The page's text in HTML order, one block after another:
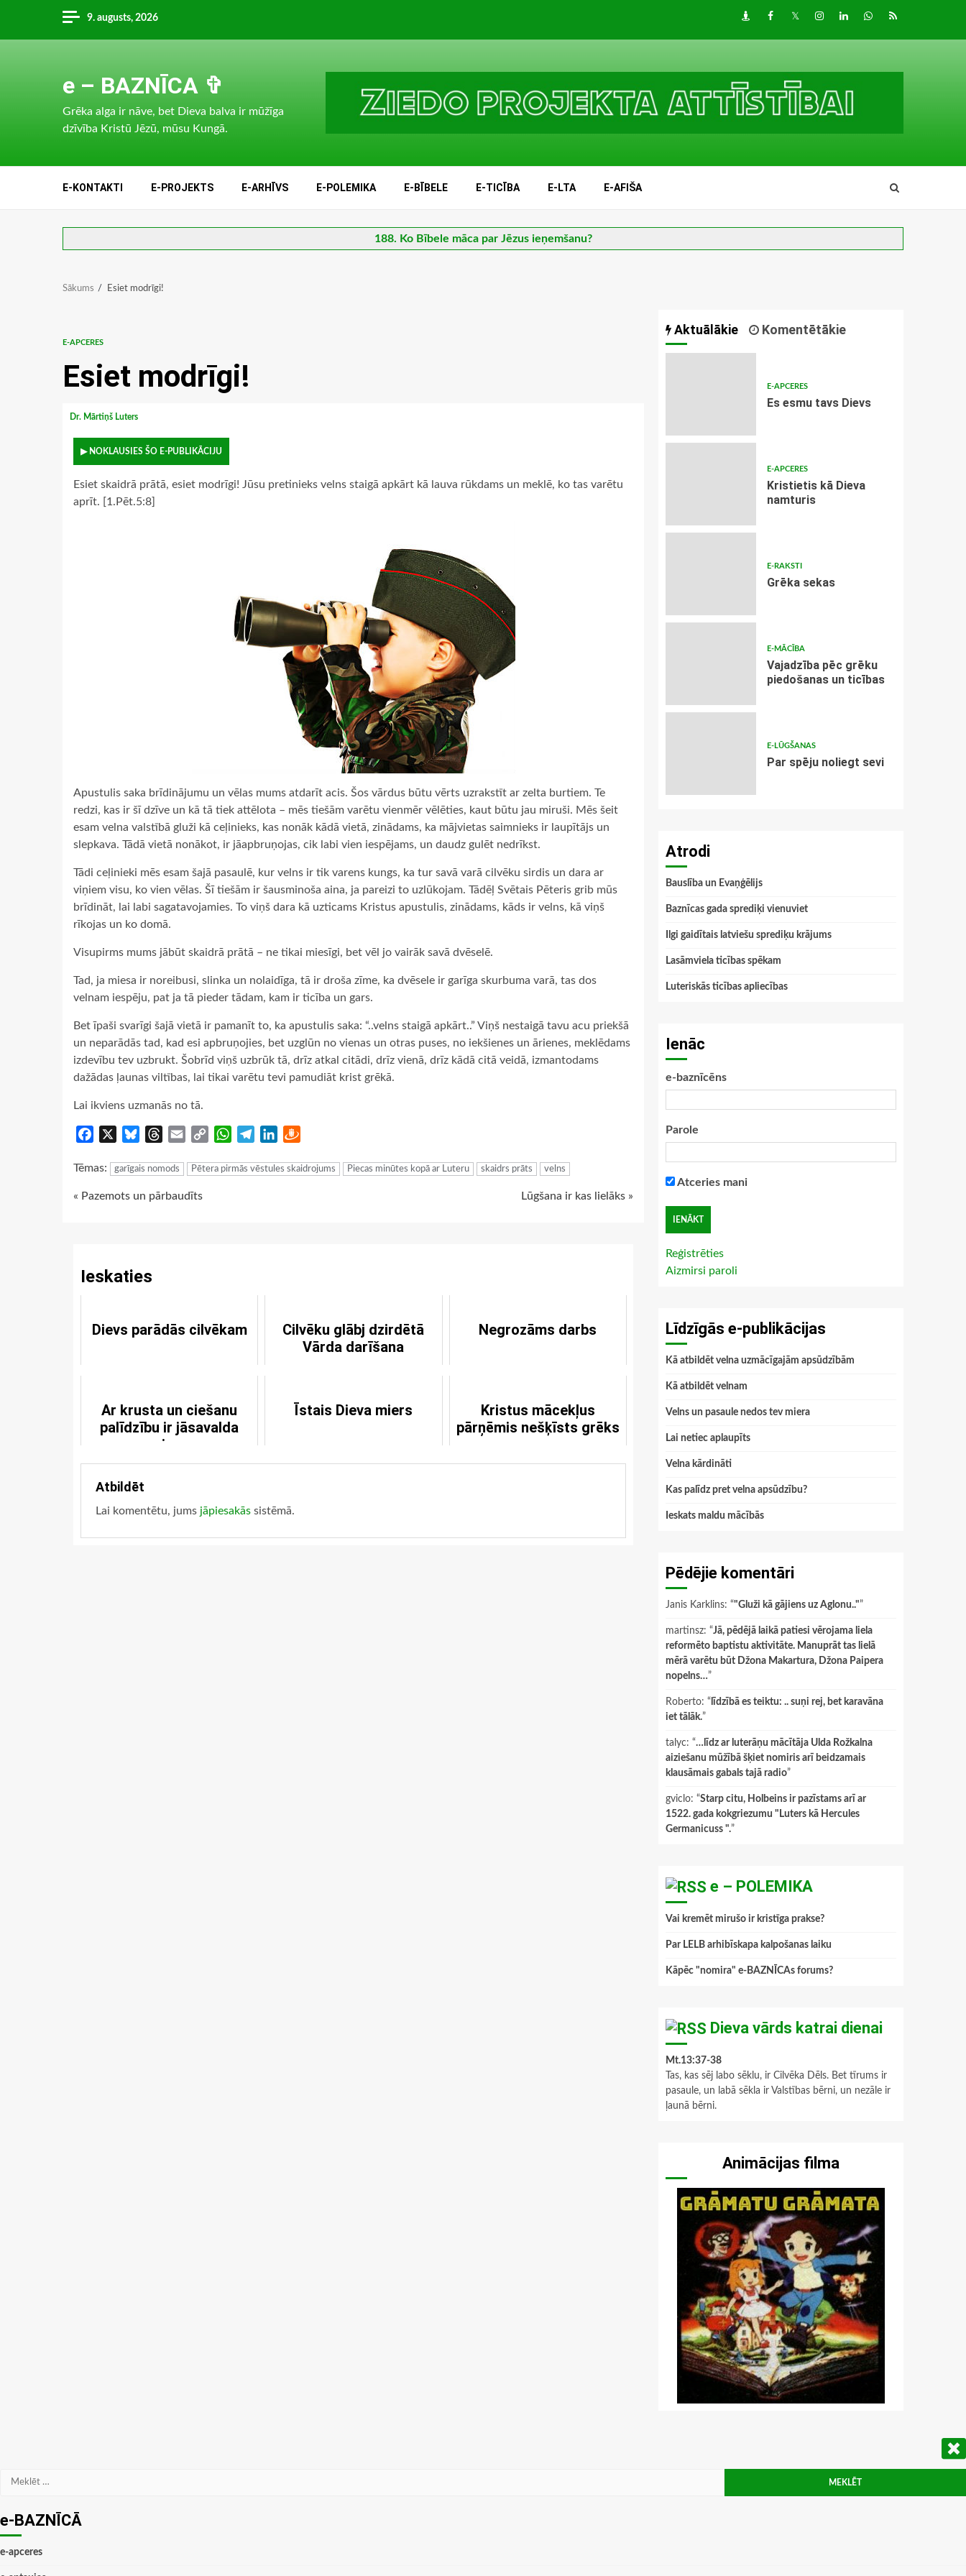
content
9. augusts, 2026 DraugiemFacebook
TwitterInstagram
LinkedInwhatsapp
RSS
e – BAZNĪCA ✞
Grēka alga ir nāve, bet Dieva balva ir mūžīga
dzīvība Kristū Jēzū, mūsu Kungā.
E-KONTAKTI E-PROJEKTS E-ARHĪVS E-POLEMIKA E-BĪBELE E-TICĪBA E-LTA E-AFIŠA
188. Ko Bībele māca par Jēzus ieņemšanu?
Sākums Esiet modrīgi!
E-APCERES
Esiet modrīgi!
Dr. Mārtiņš Luters
▶ NOKLAUSIES ŠO E-PUBLIKĀCIJU
Esiet skaidrā prātā, esiet modrīgi! Jūsu pretinieks velns staigā apkārt kā lauva rūkdams un meklē, ko tas varētu
aprīt. [1.Pēt.5:8]
Apustulis saka brīdinājumu un vēlas mums atdarīt acis. Šos vārdus būtu vērts uzrakstīt ar zelta burtiem. Te
redzi, kas ir šī dzīve un kā tā tiek attēlota – mēs tiešām varētu vienmēr vēlēties, kaut būtu jau miruši. Mēs šeit
esam velna valstībā gluži kā ceļinieks, kas nonāk kādā vietā, zinādams, ka mājvietas saimnieks ir laupītājs un
slepkava. Tādā vietā nonākot, ir jāapbruņojas, cik labi vien iespējams, un daudz gulēt nedrīkst.
Tādi ceļinieki mēs esam šajā pasaulē, kur velns ir tik varens kungs, ka tur savā varā cilvēku sirdis un dara ar
viņiem visu, ko vien vēlas. Šī tiešām ir šausminoša aina, ja pareizi to uzlūkojam. Tādēļ Svētais Pēteris grib mūs
brīdināt, lai labi sagatavojamies. To viņš dara kā uzticams Kristus apustulis, zinādams, kāds ir velns, kā viņš
rīkojas un ko domā.
Visupirms mums jābūt skaidrā prātā – ne tikai miesīgi, bet vēl jo vairāk savā dvēselē.
Tad, ja miesa ir noreibusi, slinka un nolaidīga, tā ir droša zīme, ka dvēsele ir garīga skurbuma varā, tas dos
velnam iespēju, pat ja tā pieder tādam, kam ir ticība un gars.
Bet īpaši svarīgi šajā vietā ir pamanīt to, ka apustulis saka: “..velns staigā apkārt..” Viņš nestaigā tavu acu priekšā
un neparādās tad, kad esi apbruņojies, bet uzglūn no vienas un otras puses, no iekšienes un ārienes, meklēdams
izdevību tev uzbrukt. Šobrīd viņš uzbrūk tā, drīz atkal citādi, drīz vienā, drīz kādā citā veidā, izmantodams
dažādas ļaunas viltības, lai tikai varētu tevi pamudiāt krist grēkā.
Lai ikviens uzmanās no tā.
Facebook BlueskyThreads
Email
Copy
WhatsApp
TelegramLinkedIn
Tēmas: garīgais nomods Pētera pirmās vēstules skaidrojums Piecas minūtes kopā ar Luteru skaidrs prāts velns
Continue
« Pazemots un pārbaudīts Lūgšana ir kas lielāks »
Ieskaties
Dievs parādās cilvēkam
Cilvēku glābj dzirdētā
Vārda darīšana
Negrozāms darbs
Ar krusta un ciešanu
palīdzību ir jāsavalda
miesa
Īstais Dieva miers
Kristus mācekļus
pārņēmis nešķīsts grēks
Atbildēt
Lai komentētu, jums jāpiesakās sistēmā.
Aktuālākie Komentētākie
E-APCERES
Es esmu tavs Dievs
E-APCERES
Kristietis kā Dieva
namturis
E-RAKSTI
Grēka sekas
E-MĀCĪBA
Vajadzība pēc grēku
piedošanas un ticības
E-LŪGŠANAS
Par spēju noliegt sevi
Atrodi
Bauslība un Evaņģēlijs
Baznīcas gada sprediķi vienuviet
Ilgi gaidītais latviešu sprediķu krājums
Lasāmviela ticības spēkam
Luteriskās ticības apliecības
Ienāc
e-baznīcēns
Parole
Atceries mani
Reģistrēties
Aizmirsi paroli
Līdzīgās e-publikācijas
Kā atbildēt velna uzmācīgajām apsūdzībām
Kā atbildēt velnam
Velns un pasaule nedos tev miera
Lai netiec aplaupīts
Velna kārdināti
Kas palīdz pret velna apsūdzību?
Ieskats maldu mācībās
Pēdējie komentāri
Janis Karklins: “"Gluži kā gājiens uz Aglonu.."”
martinsz: “Jā, pēdējā laikā patiesi vērojama liela
reformēto baptistu aktivitāte. Manuprāt tas lielā
mērā varētu būt Džona Makartura, Džona Paipera
nopelns…”
Roberto: “ līdzībā es teiktu: .. suņi rej, bet karavāna
iet tālāk.”
talyc: “…līdz ar luterāņu mācītāja Ulda Rožkalna
aiziešanu mūžībā šķiet nomiris arī beidzamais
klausāmais gabals tajā radio”
gviclo: “Starp citu, Holbeins ir pazīstams arī ar
1522. gada kokgriezumu "Luters kā Hercules
Germanicuss ".”
e – POLEMIKA
Vai kremēt mirušo ir kristīga prakse?
Par LELB arhibīskapa kalpošanas laiku
Kāpēc "nomira" e-BAZNĪCAs forums?
Dieva vārds katrai dienai
Mt.13:37-38
Tas, kas sēj labo sēklu, ir Cilvēka Dēls. Bet tīrums ir
pasaule, un labā sēkla ir Valstības bērni, un nezāle ir
ļaunā bērni.
Animācijas filma
Meklēt:
e-BAZNĪCĀ
e-apceres